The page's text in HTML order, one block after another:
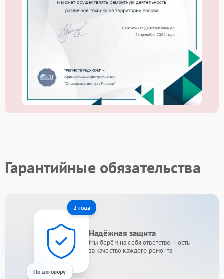
Гарантийные обязательства
2 года
По договору
Надёжная защита
Мы берём на себя ответственность
за качество каждого ремонта